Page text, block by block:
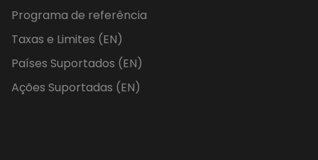
Programa de referência
Taxas e Limites (EN)
Países Suportados (EN)
Ações Suportadas (EN)